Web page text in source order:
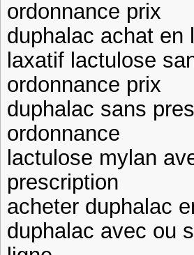
ordonnance prix
duphalac achat en
laxatif lactulose
ordonnance prix
duphalac sans
ordonnance
lactulose mylan
prescription
acheter duphalac
duphalac avec ou